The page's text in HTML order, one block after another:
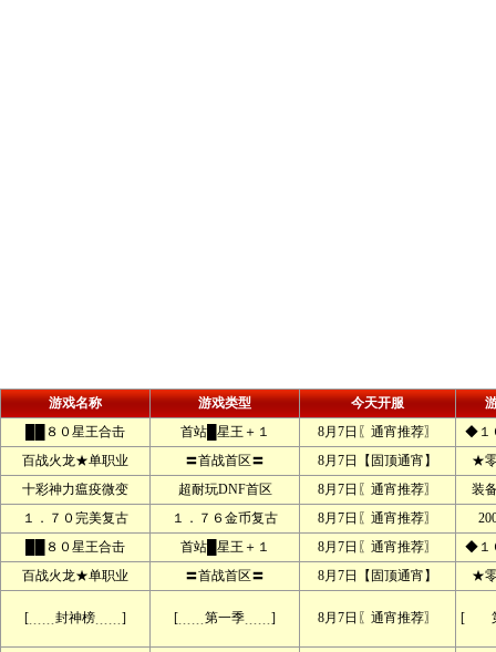
游戏名称 游戏类型 今天开服
██８０星王合击
首站█星王＋１ 8月7日〖通宵推荐〗
◆１
百战火龙★单职业
〓首战首区〓 8月7日【固顶通宵】
★
十彩神力瘟疫微变
超耐玩DNF首区 8月7日〖通宵推荐〗
装
１．７０完美复古
１．７６金币复古 8月7日〖通宵推荐〗
██８０星王合击
首站█星王＋１ 8月7日〖通宵推荐〗
◆１
百战火龙★单职业
〓首战首区〓 8月7日【固顶通宵】 ★
[﹍﹍封神榜﹍﹍] [﹍﹍第一季﹍﹍] 8月7日〖通宵推荐〗 [